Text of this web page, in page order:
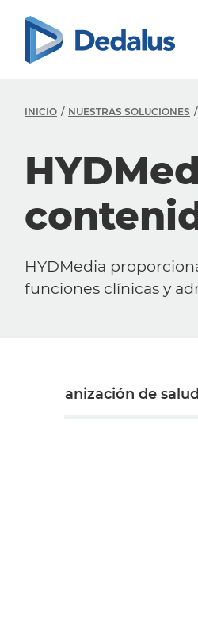
INICIO NUESTRAS SOLUCIONES
HYDMedia
funciones clínicas y
Organización de